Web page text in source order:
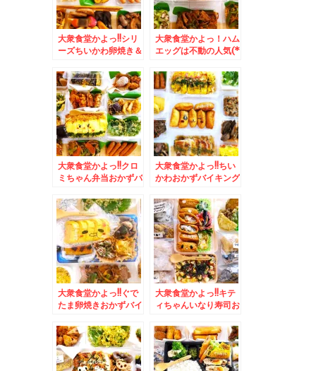
大衆食堂かよっ!!シリ
ーズちいかわ卵焼き＆
バイG線」さんの「サ
ンドイッチモーニン
グ」
大衆食堂かよっ！ハム
エッグは不動の人気(*
大船軒」の「サンドウ
ィッチ弁当」日本初の
サンドイッチ駅弁☆(*
´艸`*)
大衆食堂かよっ!!クロ
ミちゃん弁当おかずバ
き館」さんの「和栗の
モンブラン」(*´艸
`*)my最高モンブラ
ン(*´艸`*)
大衆食堂かよっ!!ちい
かわおかずバイキング
ン」さんの「海老ラー
メン」「味噌味」食べ
たよ～(*´艸`*)
大衆食堂かよっ!!ぐで
たま卵焼きおかずバイ
中華そば 竹祥」さん
の「特製貝出汁中華そ
ば」「貝めし」身体に
染みわたる～(*´艸`*)
大衆食堂かよっ!!キテ
ィちゃんいなり寿司お
峠「峠の茶屋」の「あ
げいも」こちらは無料
トッピングが充実(*
´艸`*)